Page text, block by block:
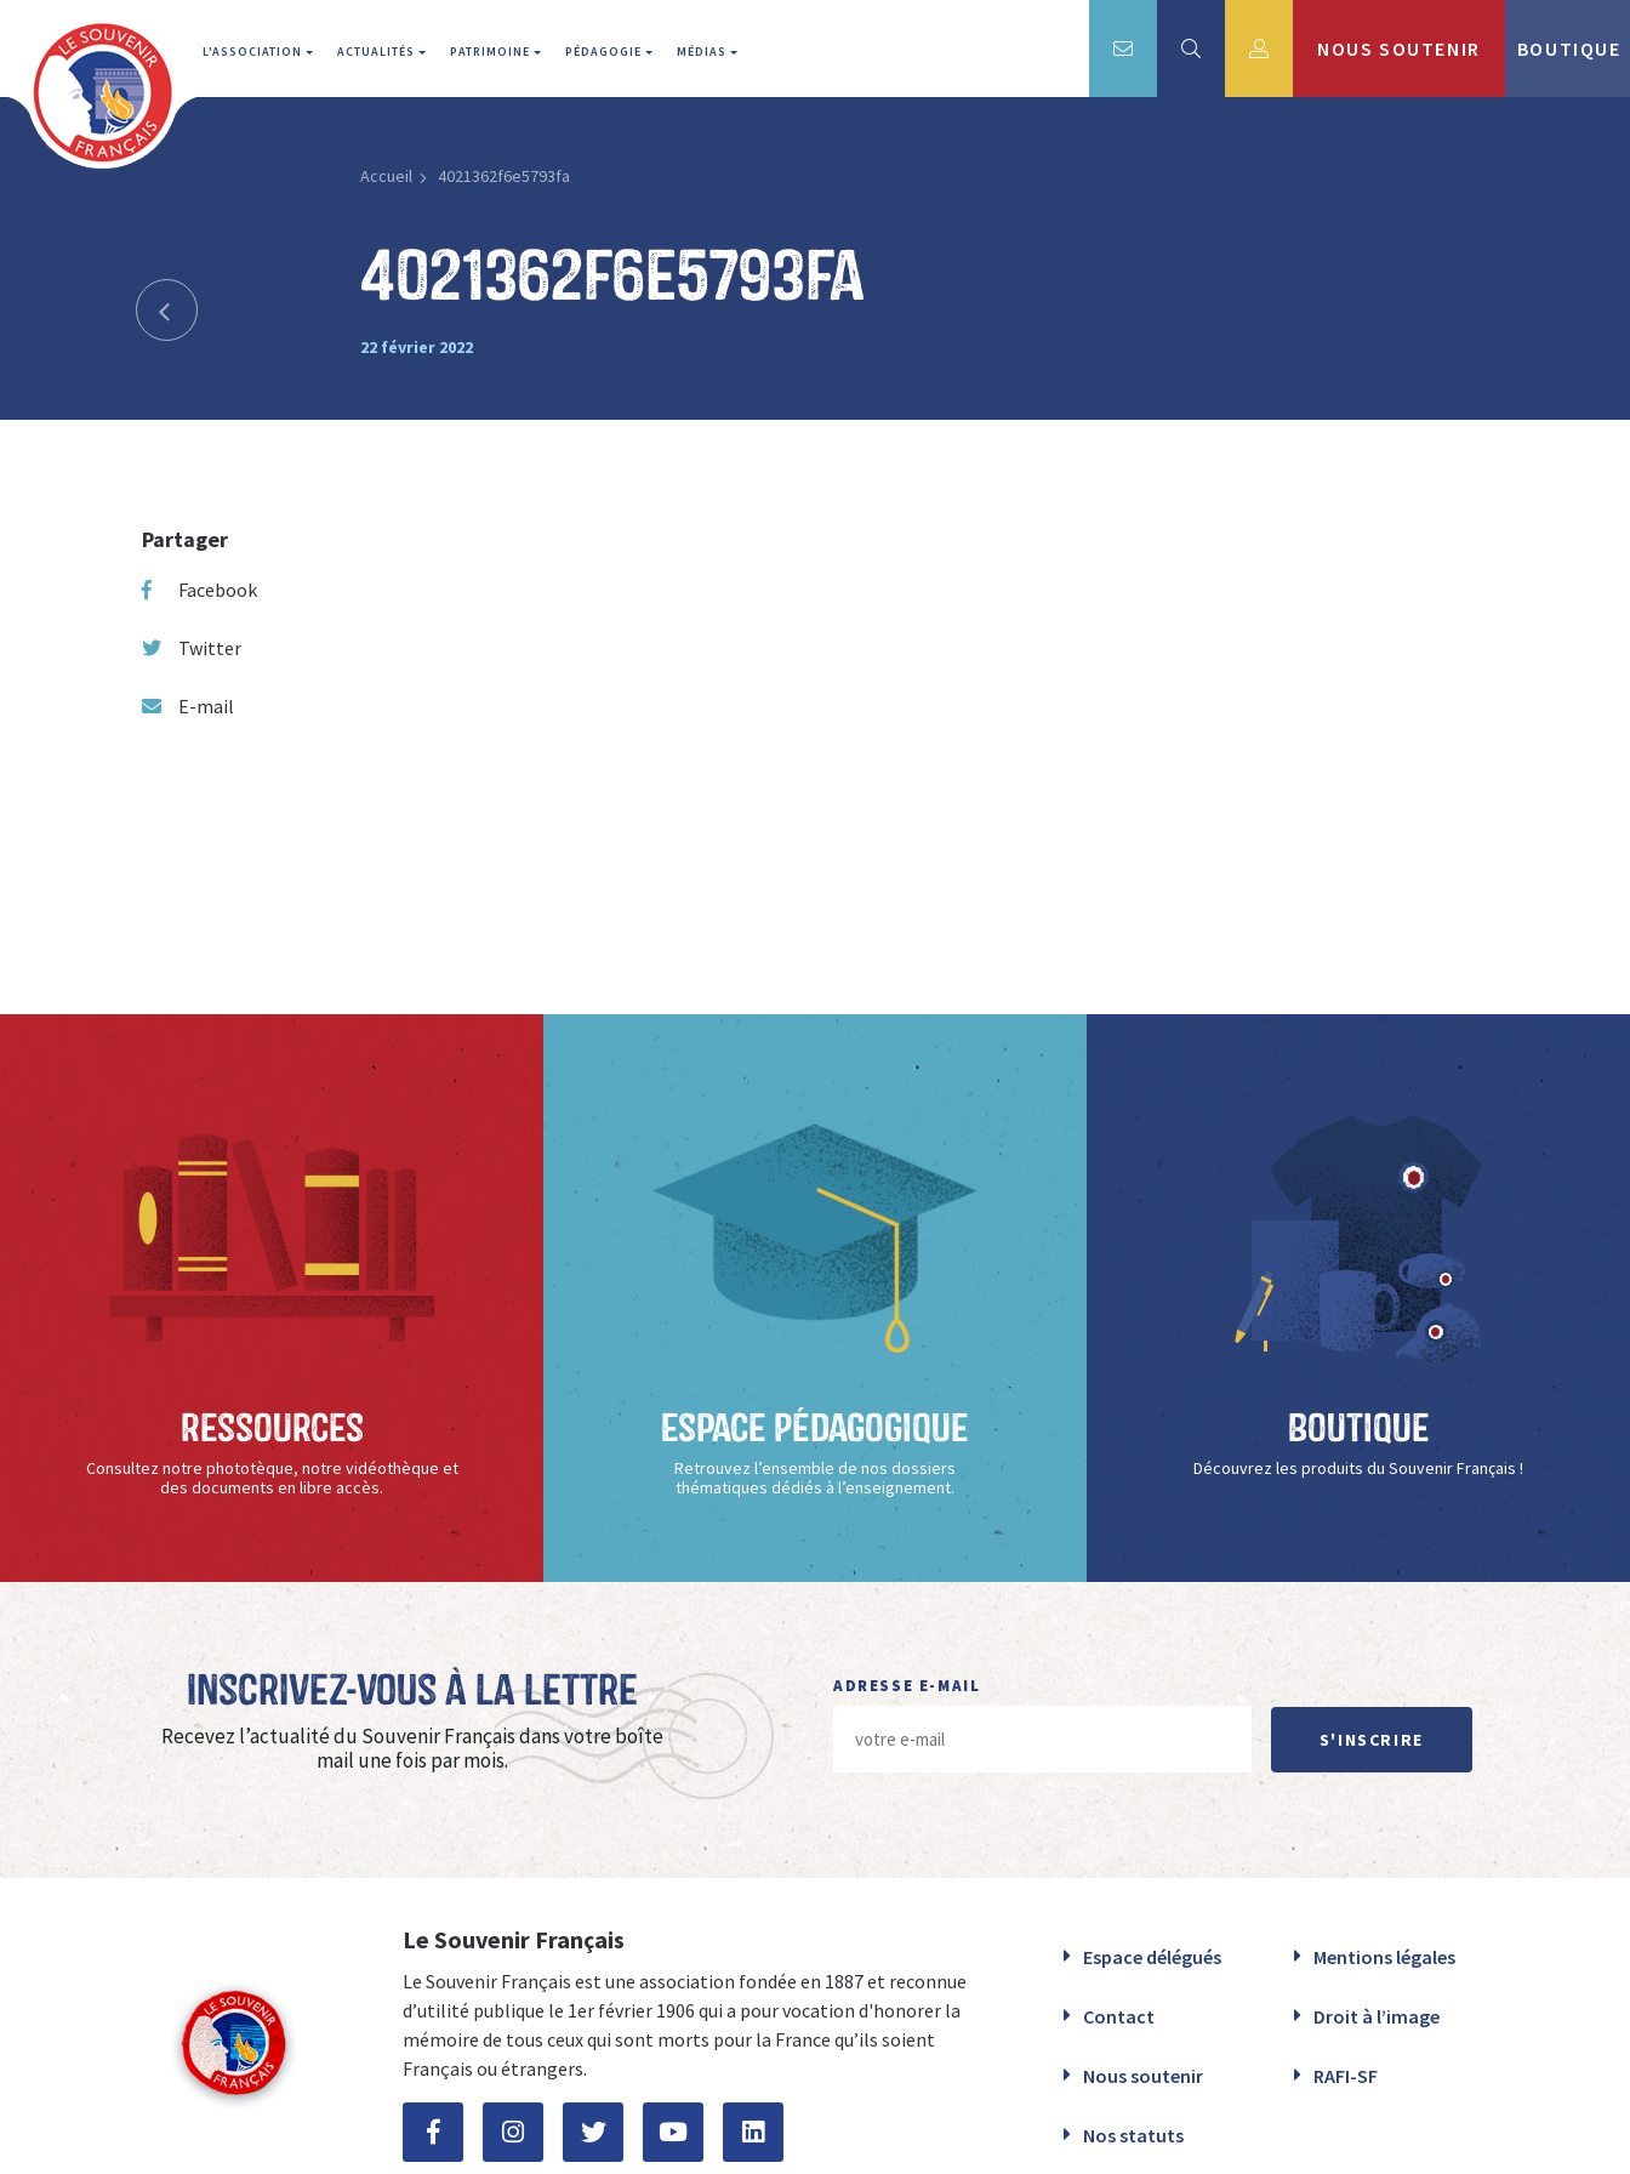
L'ASSOCIATION ACTUALITÉS PATRIMOINE PÉDAGOGIE MÉDIAS NOUS SOUTENIR BOUTIQUE
Accueil 4021362f6e5793fa
4021362f6e5793fa
22 février 2022
Partager
Facebook
Twitter
E-mail
Ressources
Consultez notre phototèque, notre vidéothèque et
des documents en libre accès.
Espace Pédagogique
Retrouvez l’ensemble de nos dossiers
thématiques dédiés à l’enseignement.
Boutique
Découvrez les produits du Souvenir Français !
Inscrivez-vous à La Lettre
Recevez l’actualité du Souvenir Français dans votre boîte
mail une fois par mois.
ADRESSE E-MAIL
S'INSCRIRE
Le Souvenir Français
Le Souvenir Français est une association fondée en 1887 et reconnue
d’utilité publique le 1er février 1906 qui a pour vocation d'honorer la
mémoire de tous ceux qui sont morts pour la France qu’ils soient
Français ou étrangers.
Espace délégués Mentions légales
Contact Droit à l’image
Nous soutenir RAFI-SF
Nos statuts